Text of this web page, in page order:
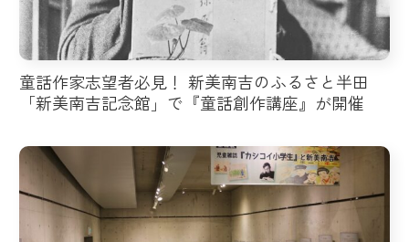
童話作家志望者必見！ 新美南吉のふるさと半田
「新美南吉記念館」で『童話創作講座』が開催